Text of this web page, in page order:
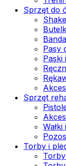
Sprzęt do
Pasy
Sprzęt
Torby i